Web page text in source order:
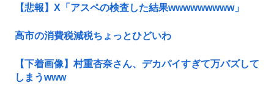
【悲報】X「アスペの検査した結果wwwwwwwww」
高市の消費税減税ちょっとひどいわ
【下着画像】村重杏奈さん、デカパイすぎて万バズして
しまうwww